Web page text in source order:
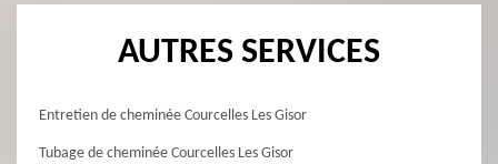
AUTRES SERVICES
Entretien de cheminée Courcelles Les Gisor
Tubage de cheminée Courcelles Les Gisor